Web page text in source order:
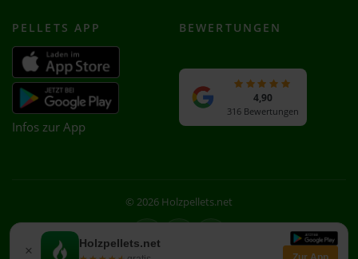
× Holzpellets.net
PELLETS APP
Infos zur App
BEWERTUNGEN
4,90
316 Bewertungen
© 2026 Holzpellets.net
Facebook